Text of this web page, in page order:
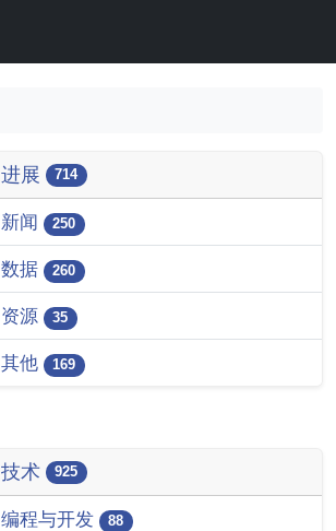
进展 714
新闻 250
数据 260
资源 35
其他 169
技术 925
编程与开发 88